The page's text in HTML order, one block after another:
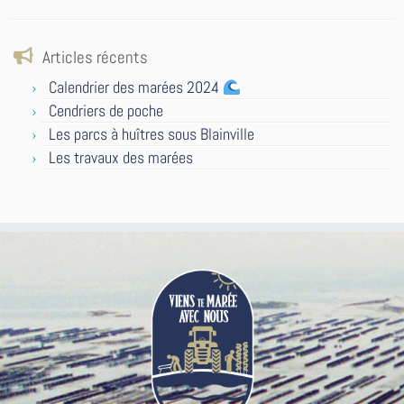
Articles récents
Calendrier des marées 2024
Cendriers de poche
Les parcs à huîtres sous Blainville
Les travaux des marées